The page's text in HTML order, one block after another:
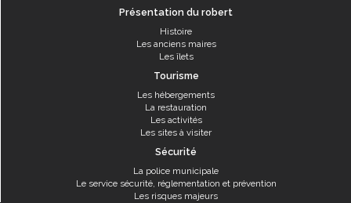
Présentation du robert
Histoire
Les anciens maires
Les îlets
Tourisme
Les hébergements
La restauration
Les activités
Les sites à visiter
Sécurité
La police municipale
Le service sécurité, réglementation et prévention
Les risques majeurs